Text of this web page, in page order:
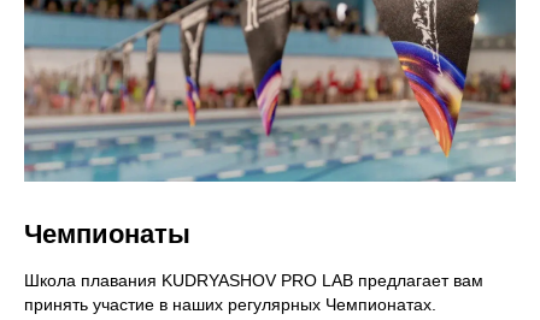
Чемпионаты
Школа плавания KUDRYASHOV PRO LAB предлагает вам
принять участие в наших регулярных Чемпионатах.